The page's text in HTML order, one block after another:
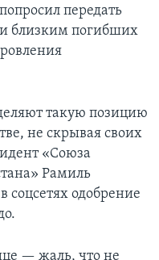
передать
близким погибших
такую позицию
не скрывая своих
«Союза
Рамиль
соцсетях одобрение
— жаль, что не